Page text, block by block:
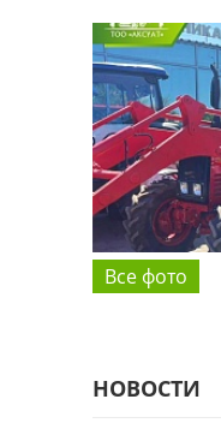
Все фото
НОВОСТИ